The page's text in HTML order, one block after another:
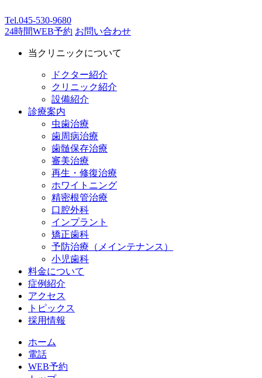
Tel.045-530-9680
24時間WEB予約 お問い合わせ
当クリニックについて
ドクター紹介
クリニック紹介
設備紹介
診療案内
虫歯治療
歯周病治療
歯髄保存治療
審美治療
再生・修復治療
ホワイトニング
精密根管治療
口腔外科
インプラント
矯正歯科
予防治療（メインテナンス）
小児歯科
料金について
症例紹介
アクセス
トピックス
採用情報
ホーム
電話
WEB予約